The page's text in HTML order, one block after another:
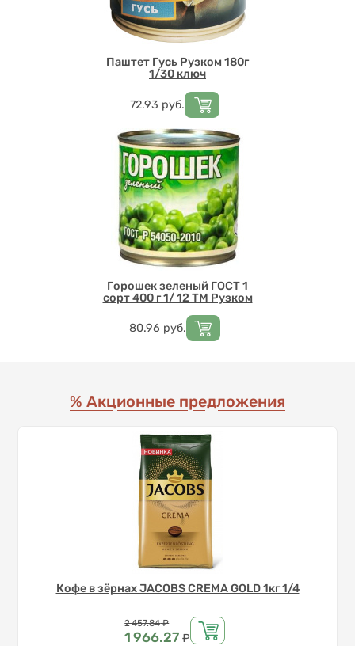
Паштет Гусь Рузком 180г
1/30 ключ
Цена
72.93 руб.
Горошек зеленый ГОСТ 1
сорт 400 г 1/ 12 ТМ Рузком
Цена
80.96 руб.
% Акционные предложения
Кофе в зёрнах JACOBS CREMA GOLD 1кг 1/4
Цена
2 457.84 ₽
1 966.27 ₽